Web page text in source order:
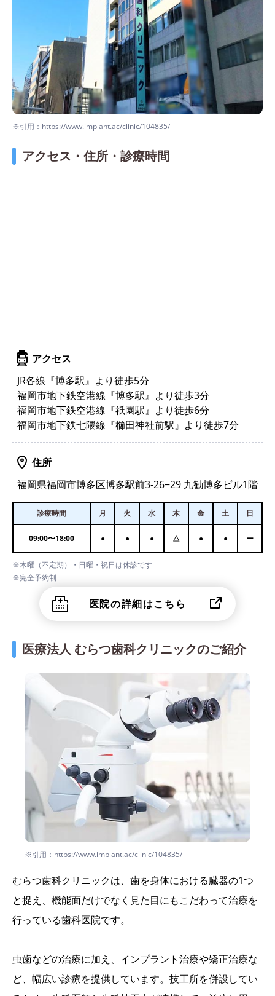
※引用：https://www.implant.ac/clinic/104835/
アクセス・住所・診療時間
アクセス
JR各線『博多駅』より徒歩5分
福岡市地下鉄空港線『博多駅』より徒歩3分
福岡市地下鉄空港線『祇園駅』より徒歩6分
福岡市地下鉄七隈線『櫛田神社前駅』より徒歩7分
住所
福岡県福岡市博多区博多駅前3-26−29 九勧博多ビル1階
診療時間 月 火 水 木 金 土 日
09:00〜18:00 ● ● ● △ ● ● ー
※木曜（不定期）・日曜・祝日は休診です
※完全予約制
医院の詳細はこちら
医療法人 むらつ歯科クリニックのご紹介
※引用：https://www.implant.ac/clinic/104835/
むらつ歯科クリニックは、歯を身体における臓器の1つ
と捉え、機能面だけでなく見た目にもこだわって治療を
行っている歯科医院です。
虫歯などの治療に加え、インプラント治療や矯正治療な
ど、幅広い診療を提供しています。技工所を併設してい